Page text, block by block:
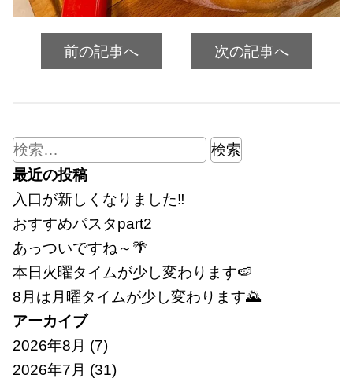
前の記事へ 次の記事へ
検
索:
最近の投稿
入口が新しくなりました‼
おすすめパスタpart2
あっついですね～🌴
本日火曜タイムが少し変わります🍉
8月は月曜タイムが少し変わります🌄
アーカイブ
2026年8月 (7)
2026年7月 (31)